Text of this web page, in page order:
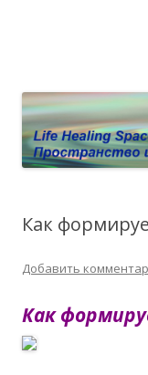
Личный
исцелении
Как
Добавить
Как